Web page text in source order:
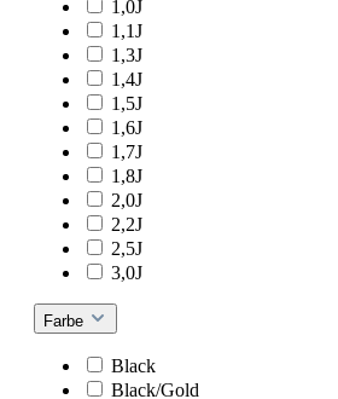
1,0J
1,1J
1,3J
1,4J
1,5J
1,6J
1,7J
1,8J
2,0J
2,2J
2,5J
3,0J
Farbe
Black
Black/Gold